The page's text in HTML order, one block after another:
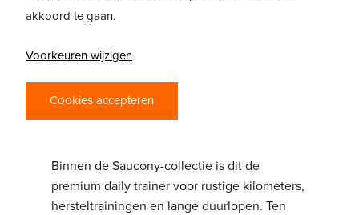
TRAINER MET
MODERNE
VEERKRACHT
De Saucony Triumph 24 is gemaakt voor
Binnen de Saucony-collectie is dit de
premium daily trainer voor rustige kilometers,
hersteltrainingen en lange duurlopen. Ten
akkoord te gaan.
Voorkeuren wijzigen
Cookies accepteren